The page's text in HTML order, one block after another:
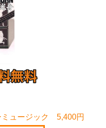
ミュージック 5,400円